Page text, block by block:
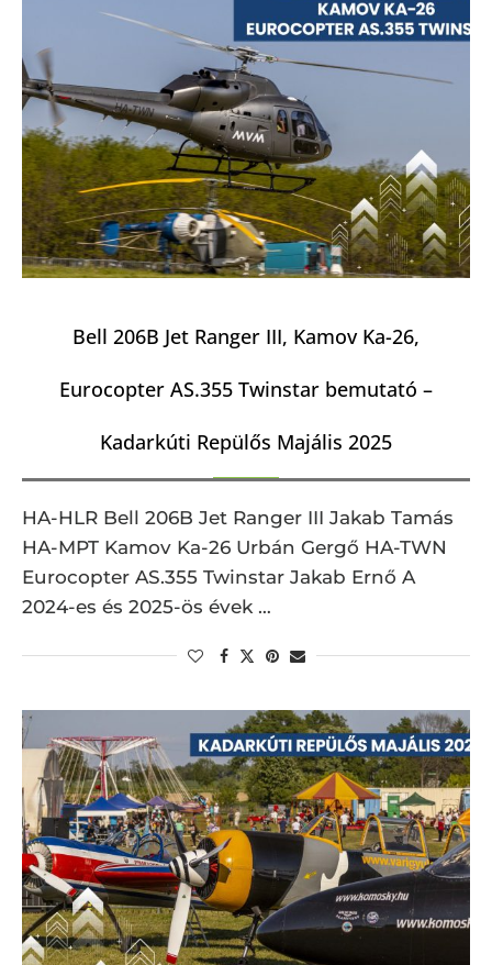
Bell 206B Jet Ranger III, Kamov Ka-26,
Eurocopter AS.355 Twinstar bemutató –
Kadarkúti Repülős Majális 2025
HA-HLR Bell 206B Jet Ranger III Jakab Tamás
HA-MPT Kamov Ka-26 Urbán Gergő HA-TWN
Eurocopter AS.355 Twinstar Jakab Ernő A
2024-es és 2025-ös évek …